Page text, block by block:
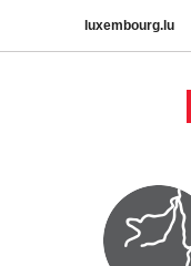
luxembourg.lu